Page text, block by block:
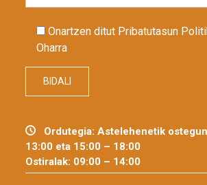
Onartzen ditut Pribatutasun
Oharra
Ordutegia: Astelehenetik
13:00 eta 15:00 – 18:00
Ostiralak: 09:00 – 14:00